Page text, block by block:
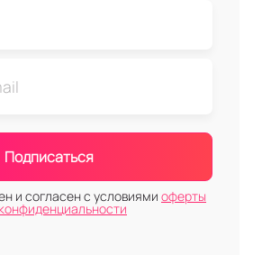
Подписаться
и согласен с условиями оферты